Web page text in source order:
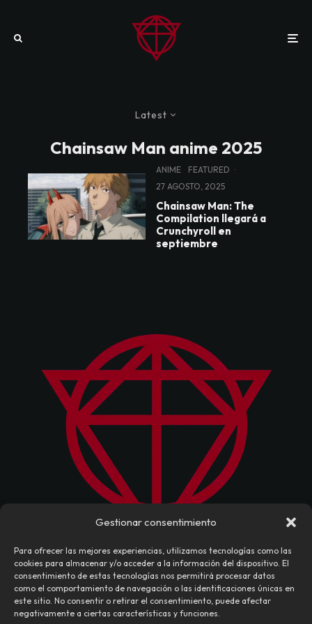
Gestionar consentimiento
Para ofrecer las mejores experiencias, utilizamos tecnologías como las
cookies para almacenar y/o acceder a la información del dispositivo. El
consentimiento de estas tecnologías nos permitirá procesar datos
como el comportamiento de navegación o las identificaciones únicas en
este sitio. No consentir o retirar el consentimiento, puede afectar
negativamente a ciertas características y funciones.
Latest
Chainsaw Man anime 2025
ANIME FEATURED ·
27 AGOSTO, 2025
Chainsaw Man: The
Compilation llegará a
Crunchyroll en
septiembre